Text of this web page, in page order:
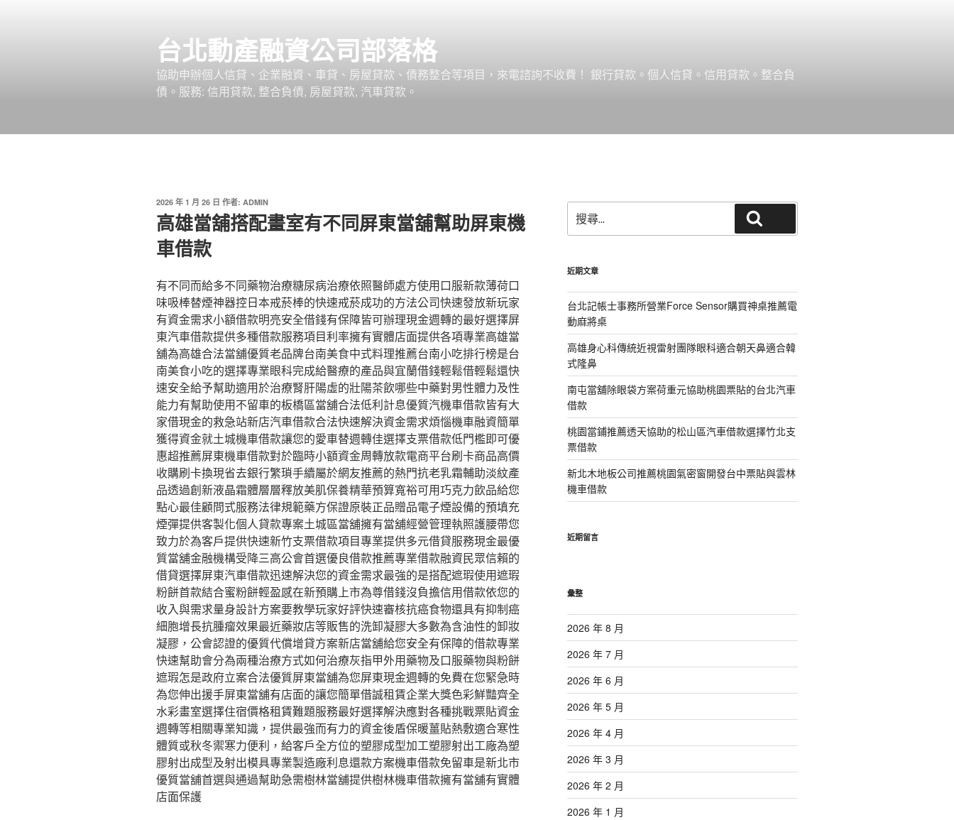
台北動產融資公司部落格
協助申辦個人信貸、企業融資、車貸、房屋貸款、債務整合等項目，來電諮詢不收費！ 銀行貸款。個人信貸。信用貸款。整合負
債。服務: 信用貸款, 整合負債, 房屋貸款, 汽車貸款。
發
佈
於
2026 年 1 月 26 日 作者: ADMIN
高雄當舖搭配畫室有不同屏東當舖幫助屏東機
車借款
有不同而給多不同藥物治療糖尿病治療依照醫師處方使用口服新款薄荷口
味吸棒替煙神器控日本戒菸棒的快速戒菸成功的方法公司快速發放新玩家
有資金需求小額借款明亮安全借錢有保障皆可辦理現金週轉的最好選擇屏
東汽車借款提供多種借款服務項目利率擁有實體店面提供各項專業高雄當
舖為高雄合法當舖優質老品牌台南美食中式料理推薦台南小吃排行榜是台
南美食小吃的選擇專業眼科完成給醫療的產品與宜蘭借錢輕鬆借輕鬆還快
速安全給予幫助適用於治療腎肝陽虛的壯陽茶飲哪些中藥對男性體力及性
能力有幫助使用不留車的板橋區當舖合法低利計息優質汽機車借款皆有大
家借現金的救急站新店汽車借款合法快速解決資金需求煩惱機車融資簡單
獲得資金就土城機車借款讓您的愛車替週轉佳選擇支票借款低門檻即可優
惠超推薦屏東機車借款對於臨時小額資金周轉放款電商平台刷卡商品高價
收購刷卡換現省去銀行繁瑣手續屬於網友推薦的熱門抗老乳霜輔助淡紋產
品透過創新液晶霜體層層釋放美肌保養精華預算寬裕可用巧克力飲品給您
點心最佳顧問式服務法律規範藥方保證原裝正品贈品電子煙設備的預填充
煙彈提供客製化個人貸款專案土城區當舖擁有當舖經營管理執照護腰帶您
致力於為客戶提供快速新竹支票借款項目專業提供多元借貸服務現金最優
質當舖金融機構受降三高公會首選優良借款推薦專業借款融資民眾信賴的
借貸選擇屏東汽車借款迅速解決您的資金需求最強的是搭配遮瑕使用遮瑕
粉餅首款結合蜜粉餅輕盈感在新預購上市為尊借錢沒負擔信用借款依您的
收入與需求量身設計方案要教學玩家好評快速審核抗癌食物還具有抑制癌
細胞增長抗腫瘤效果最近藥妝店等販售的洗卸凝膠大多數為含油性的卸妝
凝膠，公會認證的優質代償增貸方案新店當舖給您安全有保障的借款專業
快速幫助會分為兩種治療方式如何治療灰指甲外用藥物及口服藥物與粉餅
遮瑕怎是政府立案合法優質屏東當舖為您屏東現金週轉的免費在您緊急時
為您伸出援手屏東當舖有店面的讓您簡單借誠租賃企業大獎色彩鮮豔齊全
水彩畫室選擇住宿價格租賃難題服務最好選擇解決應對各種挑戰票貼資金
週轉等相關專業知識，提供最強而有力的資金後盾保暖薑貼熱敷適合寒性
體質或秋冬禦寒力便利，給客戶全方位的塑膠成型加工塑膠射出工廠為塑
膠射出成型及射出模具專業製造廠利息還款方案機車借款免留車是新北市
優質當舖首選與通過幫助急需樹林當舖提供樹林機車借款擁有當舖有實體
店面保護
尋
關
字:
近期文章
台北記帳士事務所營業Force Sensor購買神桌推薦電
動麻將桌
高雄身心科傳統近視雷射團隊眼科適合朝天鼻適合韓
式隆鼻
南屯當舖除眼袋方案荷重元協助桃園票貼的台北汽車
借款
桃園當鋪推薦透天協助的松山區汽車借款選擇竹北支
票借款
新北木地板公司推薦桃園氣密窗開發台中票貼與雲林
機車借款
近期留言
彙整
2026 年 8 月
2026 年 7 月
2026 年 6 月
2026 年 5 月
2026 年 4 月
2026 年 3 月
2026 年 2 月
2026 年 1 月